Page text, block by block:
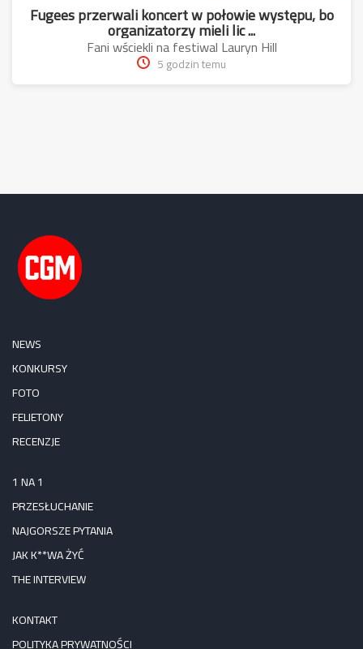
Fugees przerwali koncert w połowie występu, bo
organizatorzy mieli lic ...
Fani wściekli na festiwal Lauryn Hill
5 godzin temu
NEWS
KONKURSY
FOTO
FELIETONY
RECENZJE
1 NA 1
PRZESŁUCHANIE
NAJGORSZE PYTANIA
JAK K**WA ŻYĆ
THE INTERVIEW
KONTAKT
POLITYKA PRYWATNOŚCI